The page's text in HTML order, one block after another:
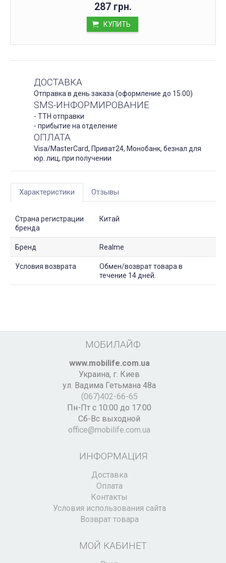
287 грн.
КУПИТЬ
ДОСТАВКА
Отправка в день заказа (оформление до 15:00)
SMS-ИНФОРМИРОВАНИЕ
- ТТН отправки
- прибытие на отделение
ОПЛАТА
Visa/MasterCard, Приват24, Монобанк, безнал для
юр. лиц, при получении
Характеристики Отзывы
Страна регистрации
бренда
Китай
Бренд Realme
Условия возврата
Обмен/возврат товара в
течение 14 дней.
МОБИЛАЙФ
www.mobilife.com.ua
Украина, г. Киев
ул. Вадима Гетьмана 48а
(067)402-66-65
Пн-Пт с 10:00 до 17:00
Сб-Вс выходной
office@mobilife.com.ua
ИНФОРМАЦИЯ
Доставка
Оплата
Контакты
Условия использования сайта
Возврат товара
МОЙ КАБИНЕТ